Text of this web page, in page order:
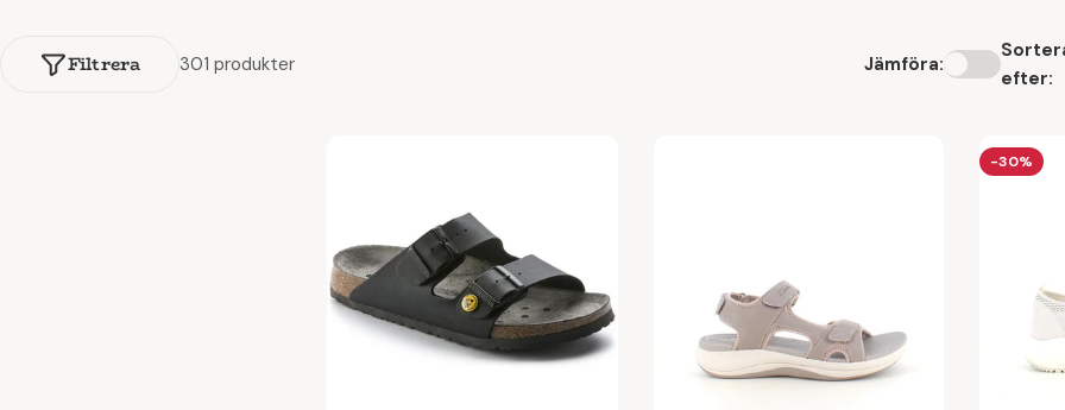
stöder, avlastar
Skor för diabetiker – stöd och lätthet i ett
Extra bredd och volym – utan att klämma
Sömlöst innermaterial som förebygger irritation
Särskilt lämpligt för svullna fötter, knutor och känslig hud.
301 produkter
Filtrera Jämföra:
efter:
-30%